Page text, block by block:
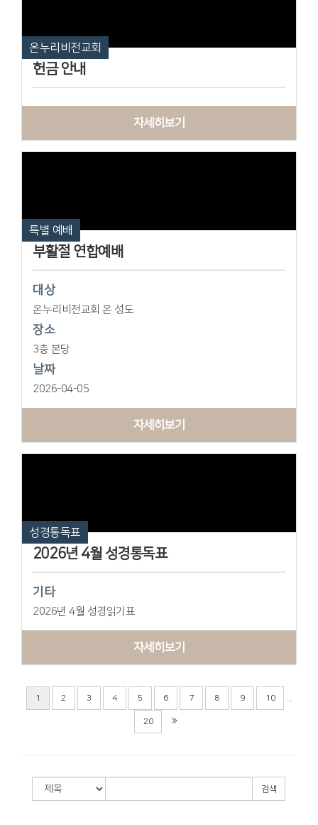
온누리비전교회
헌금 안내
자세히보기
특별 예배
부활절 연합예배
대상
온누리비전교회 온 성도
장소
3층 본당
날짜
2026-04-05
자세히보기
성경통독표
2026년 4월 성경통독표
기타
2026년 4월 성경읽기표
자세히보기
1 2 3 4 5 6 7 8 9 10
20
검색